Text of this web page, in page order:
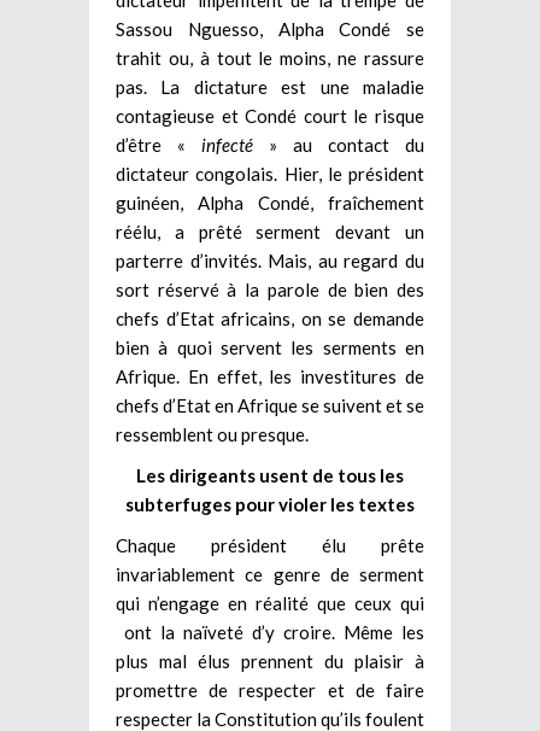
Sassou Nguesso, Alpha Condé se
trahit ou, à tout le moins, ne rassure
pas. La dictature est une maladie
contagieuse et Condé court le risque
d’être « infecté » au contact du
dictateur congolais. Hier, le président
guinéen, Alpha Condé, fraîchement
réélu, a prêté serment devant un
parterre d’invités. Mais, au regard du
sort réservé à la parole de bien des
chefs d’Etat africains, on se demande
bien à quoi servent les serments en
Afrique. En effet, les investitures de
chefs d’Etat en Afrique se suivent et se
ressemblent ou presque.
Les dirigeants usent de tous les
subterfuges pour violer les textes
Chaque président élu prête
invariablement ce genre de serment
qui n’engage en réalité que ceux qui
ont la naïveté d’y croire. Même les
plus mal élus prennent du plaisir à
promettre de respecter et de faire
respecter la Constitution qu’ils foulent